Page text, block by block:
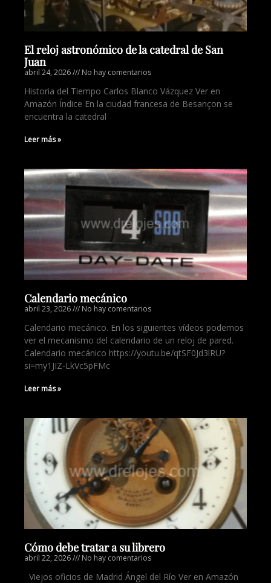
El reloj astronómico de la catedral de San
Juan
abril 24, 2026 No hay comentarios
Historia del Tiempo Carlos Blanco Vázquez Ver en
Amazón Índice En la ciudad francesa de Besançon se
encuentra la catedral
Leer más »
Calendario mecánico
abril 23, 2026 No hay comentarios
Calendario mecánico. En los siguientes vídeos podemos
ver el mecanismo del calendario de un reloj de pared.
Calendario mecánico https://youtu.be/qtSF0Jd3lRU?
si=my1JIZ-LkVc5pFMc
Leer más »
Cómo debe tratar a su librero
abril 22, 2026 No hay comentarios
Viejos oficios de Madrid Ángel del Río Ver en Amazón